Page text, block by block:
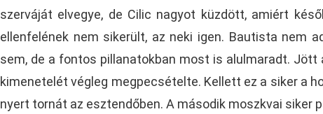
szerváját elvegye, de Cilic nagyot küzdött, amiért
ellenfelének nem sikerült, az neki igen. Bautista nem
sem, de a fontos pillanatokban most is alulmaradt. Jött
kimenetelét végleg megpecsételte. Kellett ez a siker a
nyert tornát az esztendőben. A második moszkvai siker